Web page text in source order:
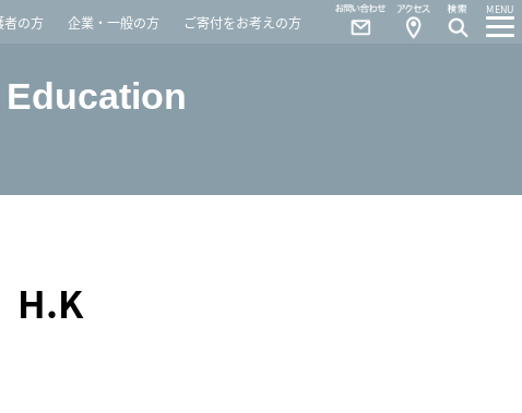
者の方 企業・一般の方 ご寄付をお考えの方
MENU
Access
Contact
H.K